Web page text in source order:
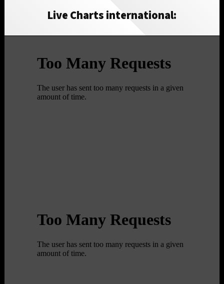
Live Charts international: